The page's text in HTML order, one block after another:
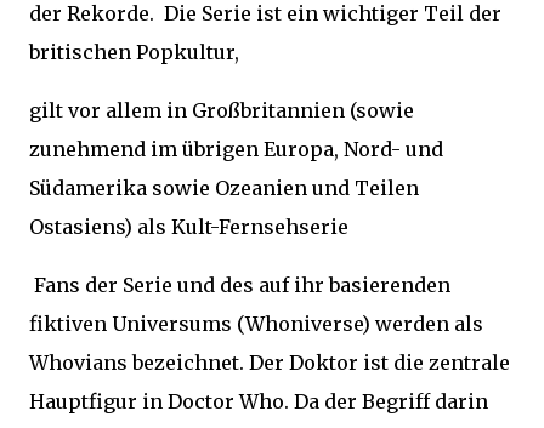
der Rekorde. Die Serie ist ein wichtiger Teil der
britischen Popkultur,
gilt vor allem in Großbritannien (sowie
zunehmend im übrigen Europa, Nord- und
Südamerika sowie Ozeanien und Teilen
Ostasiens) als Kult-Fernsehserie
Fans der Serie und des auf ihr basierenden
fiktiven Universums (Whoniverse) werden als
Whovians bezeichnet. Der Doktor ist die zentrale
Hauptfigur in Doctor Who. Da der Begriff darin